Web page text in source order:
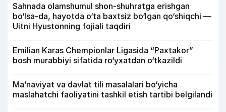
Sahnada olamshumul shon-shuhratga erishgan
bo‘lsa-da, hayotda o‘ta baxtsiz bo‘lgan qo‘shiqchi —
Uitni Hyustonning fojiali taqdiri
Emilian Karas Chempionlar Ligasida “Paxtakor”
bosh murabbiyi sifatida ro‘yxatdan o‘tkazildi
Ma’naviyat va davlat tili masalalari bo‘yicha
maslahatchi faoliyatini tashkil etish tartibi belgilandi